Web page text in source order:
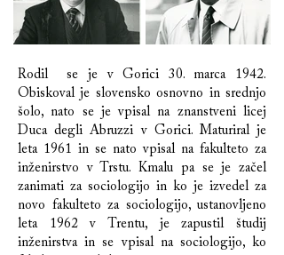
Rodil se je v Gorici 30. marca 1942.
Obiskoval je slovensko osnovno in srednjo
šolo, nato se je vpisal na znanstveni licej
Duca degli Abruzzi v Gorici. Maturiral je
leta 1961 in se nato vpisal na fakulteto za
inženirstvo v Trstu. Kmalu pa se je začel
zanimati za sociologijo in ko je izvedel za
novo fakulteto za sociologijo, ustanovljeno
leta 1962 v Trentu, je zapustil študij
inženirstva in se vpisal na sociologijo, ko